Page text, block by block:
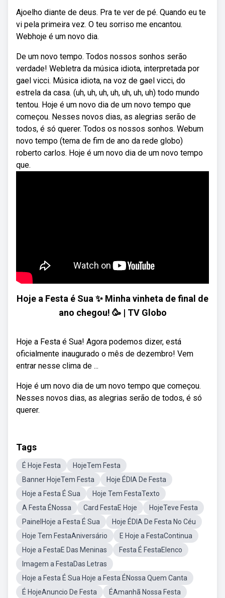
Ajoelho diante de deus. Pra te ver de pé. Quando eu te
vi pela primeira vez. O teu sorriso me encantou.
Webhoje é um novo dia.
De um novo tempo. Todos nossos sonhos serão
verdade! Webletra da música idiota, interpretada por
gael vicci. Música idiota, na voz de gael vicci, do
estrela da casa. (uh, uh, uh, uh, uh, uh, uh) todo mundo
tentou. Hoje é um novo dia de um novo tempo que
começou. Nesses novos dias, as alegrias serão de
todos, é só querer. Todos os nossos sonhos. Webum
novo tempo (tema de fim de ano da rede globo)
roberto carlos. Hoje é um novo dia de um novo tempo
que.
Hoje a Festa é Sua ✨ Minha vinheta de final de
ano chegou! 🥳 | TV Globo
Hoje a Festa é Sua! Agora podemos dizer, está
oficialmente inaugurado o mês de dezembro! Vem
entrar nesse clima de ...
Hoje é um novo dia de um novo tempo que começou.
Nesses novos dias, as alegrias serão de todos, é só
querer.
Tags
É Hoje Festa
HojeTem Festa
Banner HojeTem Festa
Hoje ÉDIA De Festa
Hoje a Festa É Sua
Hoje Tem FestaTexto
A Festa ÉNossa
Card FestaE Hoje
HojeTeve Festa
PainelHoje a Festa É Sua
Hoje ÉDIA De Festa No Céu
Hoje Tem FestaAniversário
E Hoje a FestaContinua
Hoje a FestaE Das Meninas
Festa É FestaElenco
Imagem a FestaDas Letras
Hoje a Festa É Sua Hoje a Festa ÉNossa Quem Canta
É HojeAnuncio De Festa
ÉAmanhã Nossa Festa